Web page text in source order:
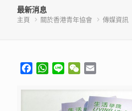
最新消息
主頁 關於香港青年協會 傳媒資訊
FacebookWhatsApp
Line WeChat